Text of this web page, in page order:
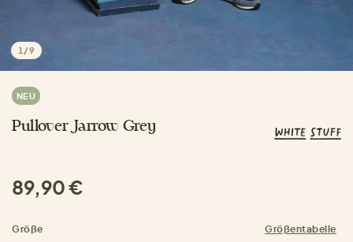
1 /9
NEU
Pullover Jarrow Grey
89,90 €
Größe Größentabelle